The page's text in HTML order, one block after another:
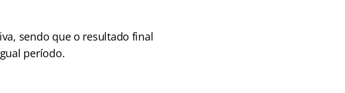
sendo que o resultado final
período.